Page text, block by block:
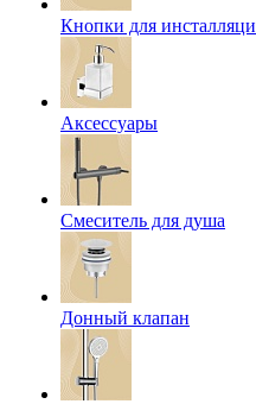
Кнопки для
Аксессуары
Смеситель для душа
Донный клапан